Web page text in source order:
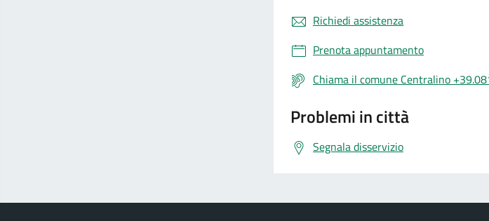
Richiedi assistenza
Prenota appuntamento
Chiama il comune Centralino
Problemi in città
Segnala disservizio